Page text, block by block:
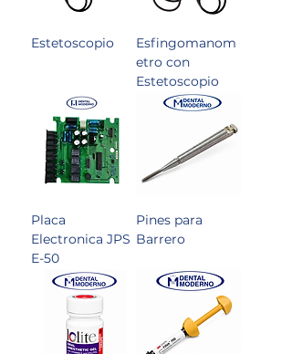
Estetoscopio
Esfingomanom
etro con
Estetoscopio
Placa
Electronica JPS
E-50
Pines para
Barrero